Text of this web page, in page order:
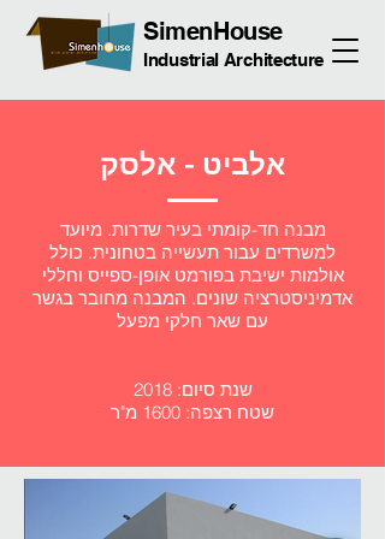
SimenHouse
Industrial Architecture
אלביט - אלסק
מבנה חד-קומתי בעיר שדרות. מיועד
למשרדים עבור תעשייה בטחונית. כולל
אולמות ישיבת בפורמט אופן-ספייס וחללי
אדמיניסטרציה שונים. המבנה מחובר בגשר
עם שאר חלקי מפעל
שנת סיום: 2018
שטח רצפה: 1600 מ"ר